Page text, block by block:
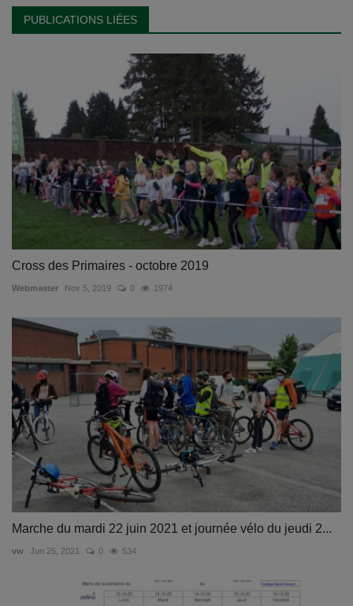
PUBLICATIONS LIÉES
Cross des Primaires - octobre 2019
Webmaster Nov 5, 2019 0 1974
Marche du mardi 22 juin 2021 et journée vélo du jeudi 2...
vw Jun 25, 2021 0 534